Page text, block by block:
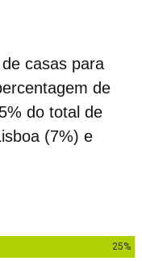
casas para
de
do total de
(7%) e